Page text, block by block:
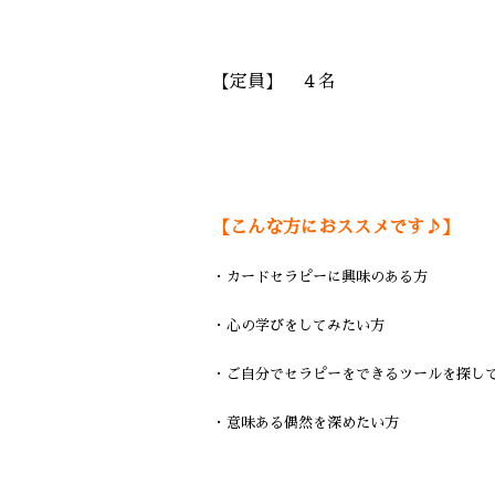
【定員】 ４名
【こんな方におススメです♪】
・カードセラピーに興味のある方
・心の学びをしてみたい方
・ご自分でセラピーをできるツールを探し
・意味ある偶然を深めたい方